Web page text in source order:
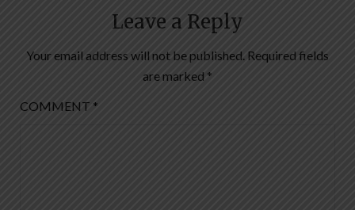
Leave a Reply
Your email address will not be published. Required fields
are marked *
COMMENT *